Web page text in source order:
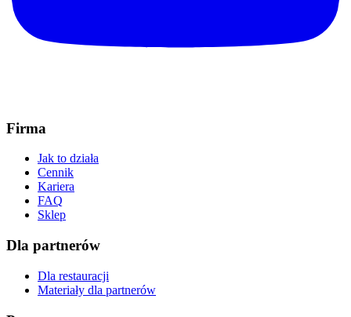
Firma
Jak to działa
Cennik
Kariera
FAQ
Sklep
Dla partnerów
Dla restauracji
Materiały dla partnerów